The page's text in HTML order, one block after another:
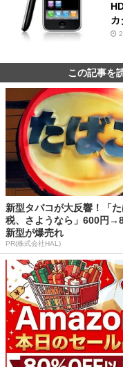
カ
この記事を
新型タバコが大反響！「た
税、さようなら」600円
新型が爆売れ
PR(株式会社HAL)